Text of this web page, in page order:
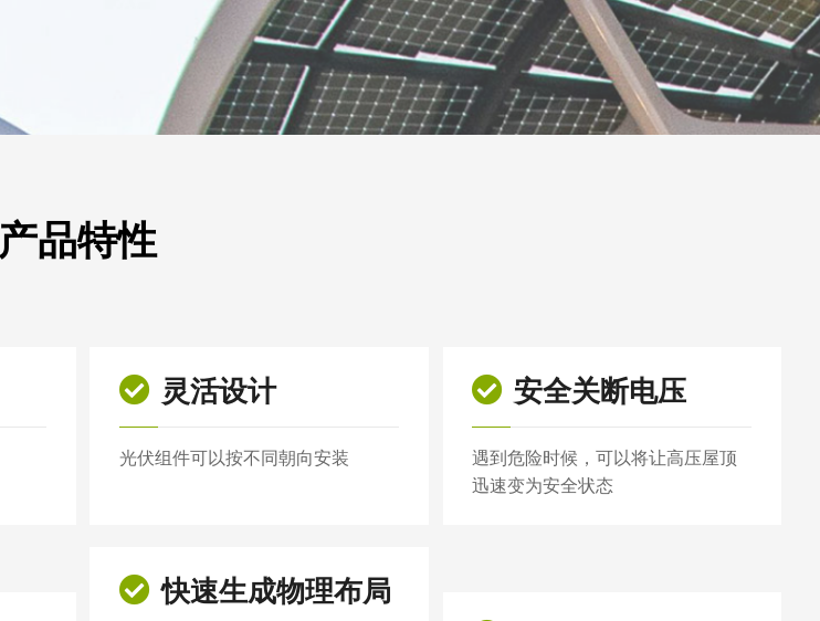
产品特性
灵活设计
光伏组件可以按不同朝向安装
安全关断电压
遇到危险时候，可以将让高压屋顶
迅速变为安全状态
快速生成物理布局